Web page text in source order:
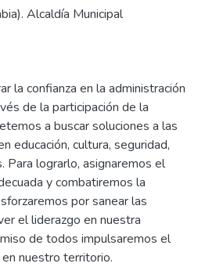
Alcaldía Municipal
la confianza en la administración
de la participación de la
a buscar soluciones a las
educación, cultura, seguridad,
Para lograrlo, asignaremos el
y combatiremos la
por sanear las
el liderazgo en nuestra
de todos impulsaremos el
nuestro territorio.